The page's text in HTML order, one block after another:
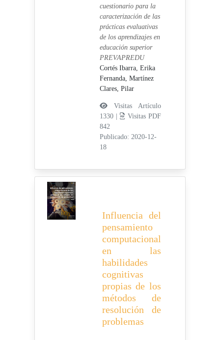
cuestionario para la
caracterización de las
prácticas evaluativas
de los aprendizajes en
educación superior
PREVAPREDU
Cortés Ibarra, Erika
Fernanda, Martínez
Clares, Pilar
Visitas Artículo
1330 |
Visitas PDF
842
Publicado: 2020-12-
18
Influencia del
pensamiento
computacional
en las
habilidades
cognitivas
propias de los
métodos de
resolución de
problemas